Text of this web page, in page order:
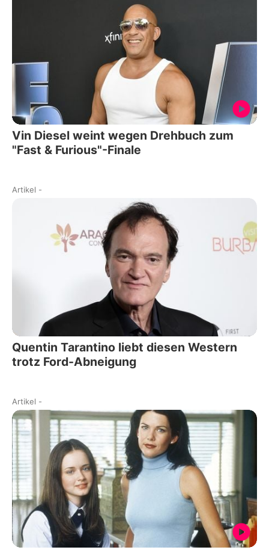
Vin Diesel weint wegen Drehbuch zum
"Fast & Furious"-Finale
Artikel -
Quentin Tarantino liebt diesen Western
trotz Ford-Abneigung
Artikel -